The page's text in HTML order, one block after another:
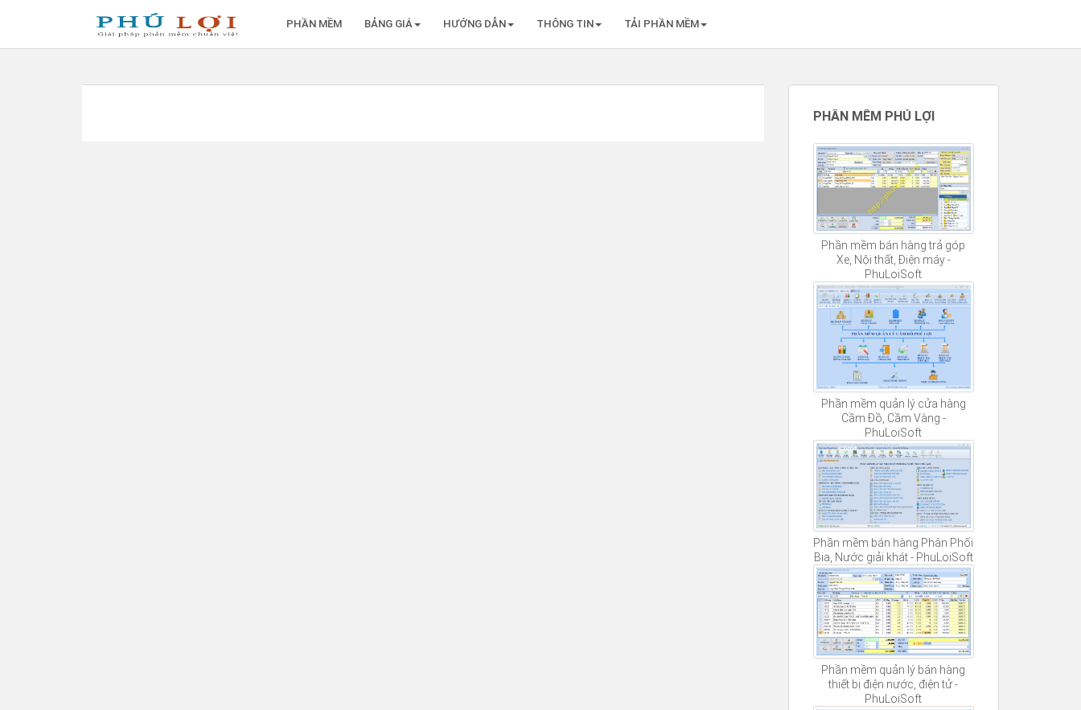
PHẦN MỀM BẢNG GIÁ HƯỚNG DẪN THÔNG TIN TẢI PHẦN MỀM
PHẦN MỀM PHÚ LỢI
Phần mềm bán hàng trả góp
Xe, Nội thất, Điện máy -
PhuLoiSoft
Phần mềm quản lý cửa hàng
Cầm Đồ, Cầm Vàng -
PhuLoiSoft
Phần mềm bán hàng Phân Phối
Bia, Nước giải khát - PhuLoiSoft
Phần mềm quản lý bán hàng
thiết bị điện nước, điện tử -
PhuLoiSoft